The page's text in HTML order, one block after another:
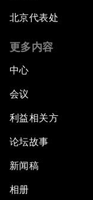
北京代表处
更多内容
中心
会议
利益相关方
论坛故事
新闻稿
相册